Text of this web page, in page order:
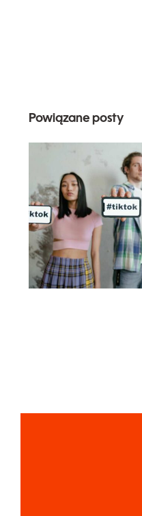
Powiązane posty
Najlepsze
czcionek na